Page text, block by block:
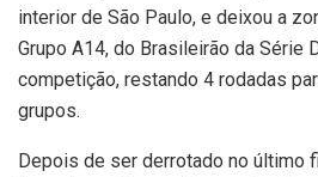
interior de São Paulo, e deixou a
Grupo A14, do Brasileirão da Série
competição, restando 4 rodadas
grupos.
Depois de ser derrotado no último